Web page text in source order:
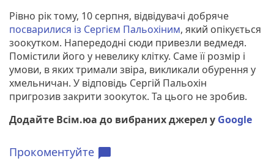
Рівно рік тому, 10 серпня, відвідувачі добряче
посварилися із Сергієм Пальохіним, який опікується
зоокутком. Напередодні сюди привезли ведмедя.
Помістили його у невелику клітку. Саме її розмір і
умови, в яких тримали звіра, викликали обурення у
хмельничан. У відповідь Сергій Пальохін
пригрозив закрити зоокуток. Та цього не зробив.
Додайте Всім.юа до вибраних джерел у Google
Прокоментуйте chat_bubble